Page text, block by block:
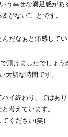
う幸せな満足感があ
がない”ことです。
だなぁと痛感してい
頂けましたでしょう
大切な時間です。
イ終わり、ではあり
考えています。
てください(笑)